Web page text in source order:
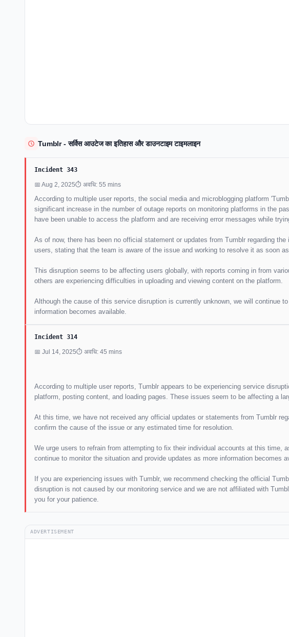
Tumblr - सर्विस आउटेज का इतिहास और डाउनटाइम टाइमलाइन
Incident 343
📅 Aug 2, 2025⏱ अवधि: 55 mins
According to multiple user reports, the social media and microblogging platform
significant increase in the number of outage reports on monitoring platforms in the
have been unable to access the platform and are receiving error messages while
As of now, there has been no official statement or updates from Tumblr regarding
users, stating that the team is aware of the issue and working to resolve it as soon
This disruption seems to be affecting users globally, with reports coming in from
others are experiencing difficulties in uploading and viewing content on the platform.
Although the cause of this service disruption is currently unknown, we will continue
information becomes available.
Incident 314
📅 Jul 14, 2025⏱ अवधि: 45 mins
According to multiple user reports, Tumblr appears to be experiencing service
platform, posting content, and loading pages. These issues seem to be affecting a
At this time, we have not received any official updates or statements from Tumblr
confirm the cause of the issue or any estimated time for resolution.
We urge users to refrain from attempting to fix their individual accounts at this time,
continue to monitor the situation and provide updates as more information becomes
If you are experiencing issues with Tumblr, we recommend checking the official
disruption is not caused by our monitoring service and we are not affiliated with
you for your patience.
ADVERTISEMENT